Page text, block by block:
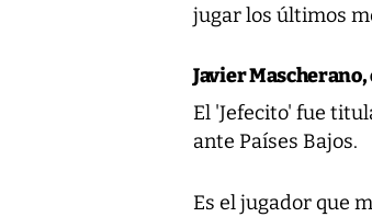
jugar los últimos
Javier
El 'Jefecito' fue
ante Países Bajos.
Es el jugador que